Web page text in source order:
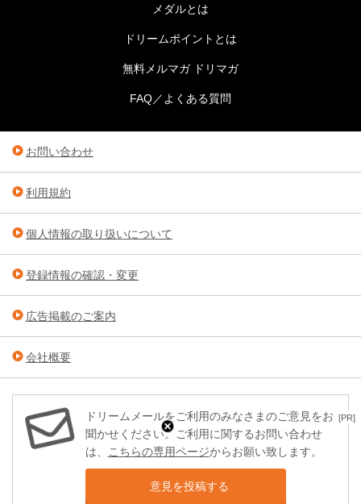
[PR]
メダルとは
ドリームポイントとは
無料メルマガ ドリマガ
FAQ／よくある質問
お問い合わせ
利用規約
個人情報の取り扱いについて
登録情報の確認・変更
広告掲載のご案内
会社概要
ドリームメールをご利用のみなさまのご意見をお
聞かせください。ご利用に関するお問い合わせ
は、
こちらの専用ページからお願い致します。
意見を投稿する